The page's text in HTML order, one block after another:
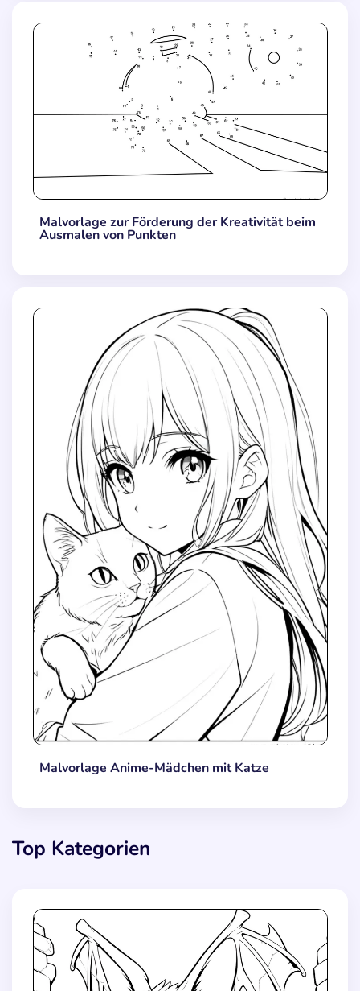
Malvorlage zur Förderung der Kreativität beim
Ausmalen von Punkten
Malvorlage Anime-Mädchen mit Katze
Top Kategorien